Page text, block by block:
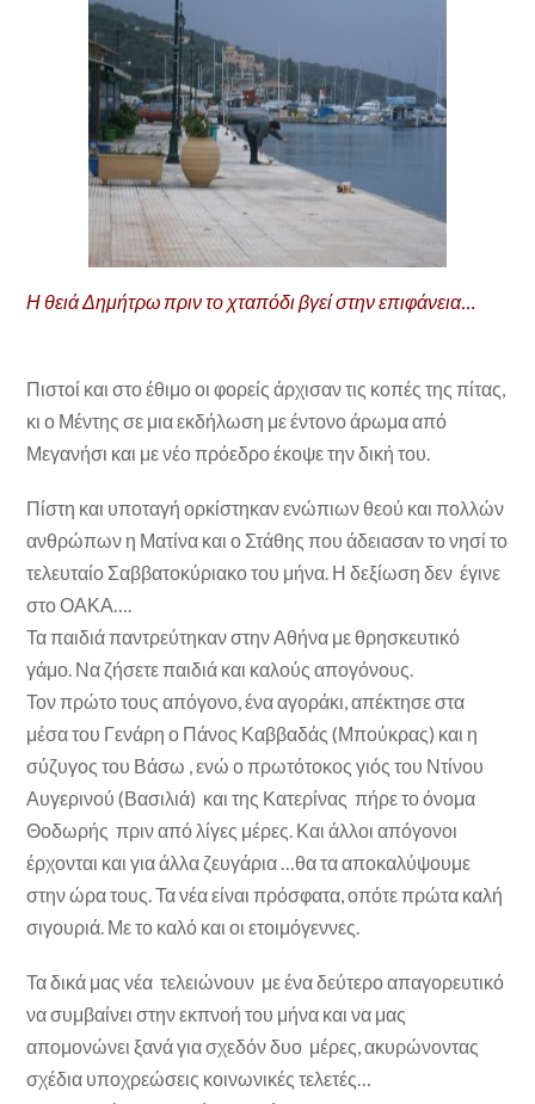
Η θειά Δημήτρω πριν το χταπόδι βγεί στην επιφάνεια…
Πιστοί και στο έθιμο οι φορείς άρχισαν τις κοπές της πίτας,
κι ο Μέντης σε μια εκδήλωση με έντονο άρωμα από
Μεγανήσι και με νέο πρόεδρο έκοψε την δική του.
Πίστη και υποταγή ορκίστηκαν ενώπιων θεού και πολλών
ανθρώπων η Ματίνα και ο Στάθης που άδειασαν το νησί το
τελευταίο Σαββατοκύριακο του μήνα. Η δεξίωση δεν έγινε
στο ΟΑΚΑ….
Τα παιδιά παντρεύτηκαν στην Αθήνα με θρησκευτικό
γάμο. Να ζήσετε παιδιά και καλούς απογόνους.
Τον πρώτο τους απόγονο, ένα αγοράκι, απέκτησε στα
μέσα του Γενάρη ο Πάνος Καββαδάς (Μπούκρας) και η
σύζυγος του Βάσω , ενώ ο πρωτότοκος γιός του Ντίνου
Αυγερινού (Βασιλιά) και της Κατερίνας πήρε το όνομα
Θοδωρής πριν από λίγες μέρες. Και άλλοι απόγονοι
έρχονται και για άλλα ζευγάρια …θα τα αποκαλύψουμε
στην ώρα τους. Τα νέα είναι πρόσφατα, οπότε πρώτα καλή
σιγουριά. Με το καλό και οι ετοιμόγεννες.
Τα δικά μας νέα τελειώνουν με ένα δεύτερο απαγορευτικό
να συμβαίνει στην εκπνοή του μήνα και να μας
απομονώνει ξανά για σχεδόν δυο μέρες, ακυρώνοντας
σχέδια υποχρεώσεις κοινωνικές τελετές…